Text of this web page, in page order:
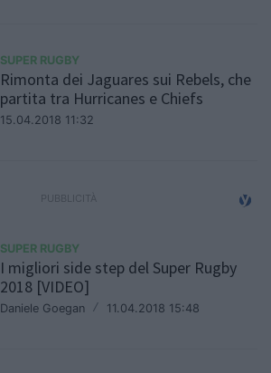
SUPER RUGBY
Rimonta dei Jaguares sui Rebels, che
partita tra Hurricanes e Chiefs
15.04.2018 11:32
SUPER RUGBY
I migliori side step del Super Rugby
2018 [VIDEO]
Daniele Goegan / 11.04.2018 15:48